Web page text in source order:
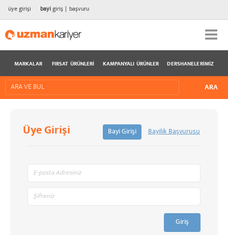
üye girişi bayigiriş başvuru
MARKALAR FIRSAT ÜRÜNLERI KAMPANYALI ÜRÜNLER DERSHANELERIMIZ
Üye Girişi Bayi Girişi Bayilik Başvurusu